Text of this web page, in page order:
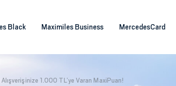
Black Maximiles Business MercedesCard
1.000 TL’ye Varan MaxiPuan!